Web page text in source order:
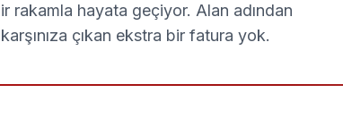
rakamla hayata geçiyor. Alan adından
çıkan ekstra bir fatura yok.